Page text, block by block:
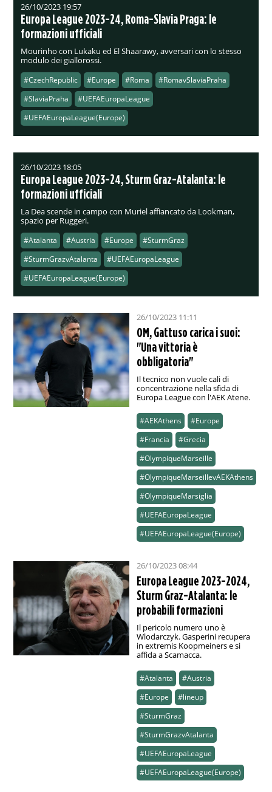
26/10/2023 19:57
Europa League 2023-24, Roma-Slavia Praga: le
formazioni ufficiali
Mourinho con Lukaku ed El Shaarawy, avversari con lo stesso
modulo dei giallorossi.
#CzechRepublic #Europe #Roma
#RomavSlaviaPraha
#SlaviaPraha
#UEFAEuropaLeague
#UEFAEuropaLeague(Europe)
26/10/2023 18:05
Europa League 2023-24, Sturm Graz-Atalanta: le
formazioni ufficiali
La Dea scende in campo con Muriel affiancato da Lookman,
spazio per Ruggeri.
#Atalanta #Austria #Europe
#SturmGraz
#SturmGrazvAtalanta
#UEFAEuropaLeague
#UEFAEuropaLeague(Europe)
26/10/2023 11:11
OM, Gattuso carica i suoi:
"Una vittoria è
obbligatoria"
Il tecnico non vuole cali di
concentrazione nella sfida di
Europa League con l'AEK Atene.
#AEKAthens
#Europe
#Francia
#Grecia
#OlympiqueMarseille
#OlympiqueMarseillevAEKAthens
#OlympiqueMarsiglia
#UEFAEuropaLeague
#UEFAEuropaLeague(Europe)
26/10/2023 08:44
Europa League 2023-2024,
Sturm Graz-Atalanta: le
probabili formazioni
Il pericolo numero uno è
Wlodarczyk. Gasperini recupera
in extremis Koopmeiners e si
affida a Scamacca.
#Atalanta
#Austria
#Europe
#lineup
#SturmGraz
#SturmGrazvAtalanta
#UEFAEuropaLeague
#UEFAEuropaLeague(Europe)